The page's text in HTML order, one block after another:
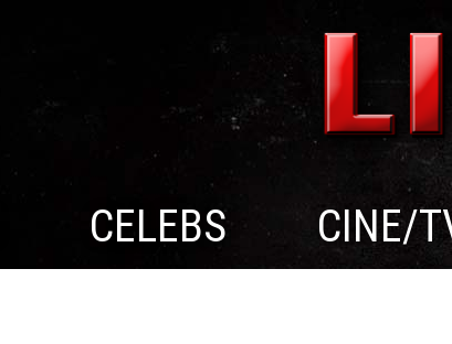
CELEBS CINE/